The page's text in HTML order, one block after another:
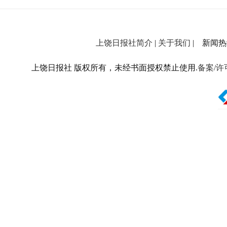
上饶日报社简介 | 关于我们 | 新闻热
上饶日报社 版权所有，未经书面授权禁止使用.备案/许